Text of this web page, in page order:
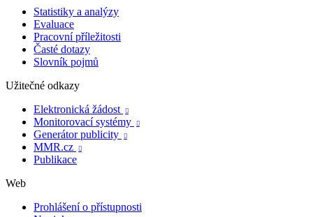
Statistiky a analýzy
Evaluace
Pracovní příležitosti
Časté dotazy
Slovník pojmů
Užitečné odkazy
Elektronická žádost

Monitorovací systémy 
Generátor publicity 
MMR.cz 
Publikace
Web
Prohlášení o přístupnosti